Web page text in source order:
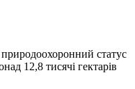
статус
12,8 тисячі гектарів